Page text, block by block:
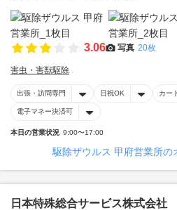
3.06 写真 20枚
害虫・害獣駆除
出張・訪問専門 日祝OK カー
電子マネー決済可
本日の営業状況 9:00〜17:00
駆除ザウルス 甲府営業所の
日本特殊総合サービス株式会社